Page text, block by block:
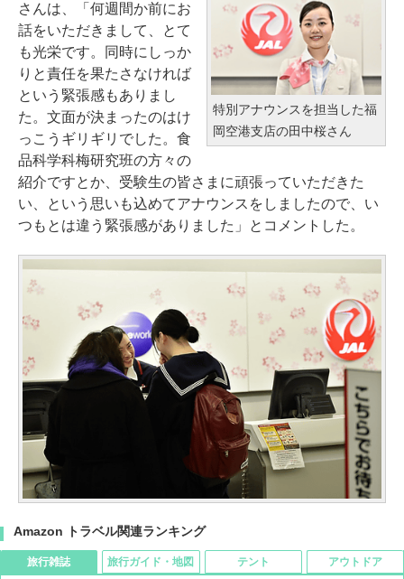
特別アナウンスを担当した福
岡空港支店の田中桜さん
さんは、「何週間か前にお
話をいただきまして、とて
も光栄です。同時にしっか
りと責任を果たさなければ
という緊張感もありまし
た。文面が決まったのはけ
っこうギリギリでした。食
品科学科梅研究班の方々の
紹介ですとか、受験生の皆さまに頑張っていただきた
い、という思いも込めてアナウンスをしましたので、い
つもとは違う緊張感がありました」とコメントした。
Amazon トラベル関連ランキング
旅行雑誌 旅行ガイド・地図 テント アウトドア